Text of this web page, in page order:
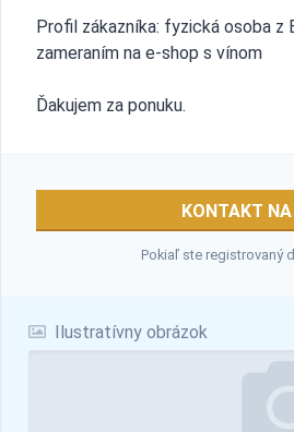
Ilustratívny obrázok
Profil zákazníka: fyzická osoba z
zameraním na e-shop s vínom
Ďakujem za ponuku.
KONTAKT
Pokiaľ ste registrovaný